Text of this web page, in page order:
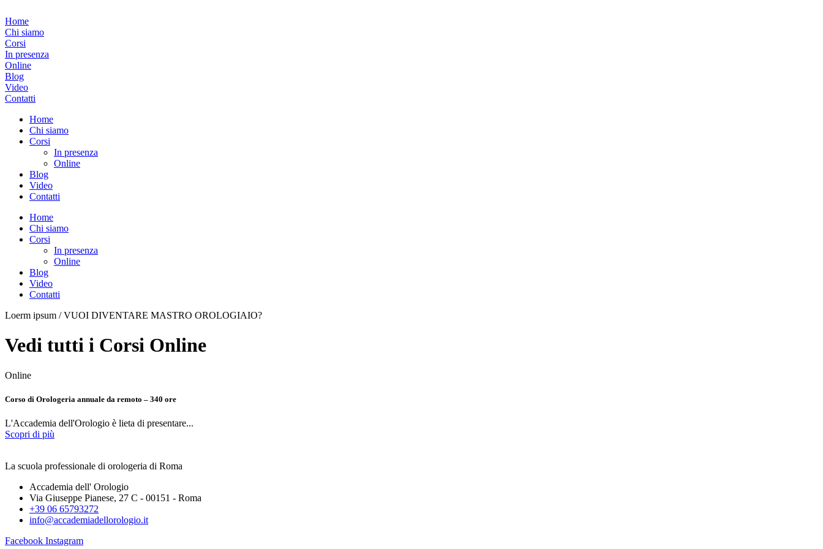
al
contenuto
Home
Chi siamo
Corsi
In presenza
Online
Blog
Video
Contatti
Home
Chi siamo
Corsi
In presenza
Online
Blog
Video
Contatti
Home
Chi siamo
Corsi
In presenza
Online
Blog
Video
Contatti
Loerm ipsum / VUOI DIVENTARE MASTRO OROLOGIAIO?
Vedi tutti i Corsi Online
Online
Corso di Orologeria annuale da remoto – 340 ore
L'Accademia dell'Orologio è lieta di presentare...
Scopri di più
La scuola professionale di orologeria di Roma
Accademia dell' Orologio
Via Giuseppe Pianese, 27 C - 00151 - Roma
+39 06 65793272
info@accademiadellorologio.it
Facebook Instagram